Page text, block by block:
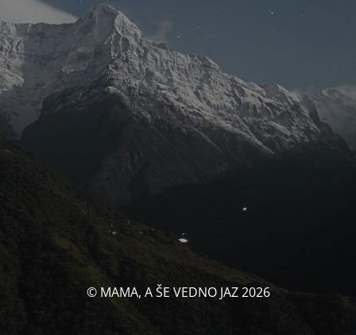
© MAMA, A ŠE VEDNO JAZ 2026